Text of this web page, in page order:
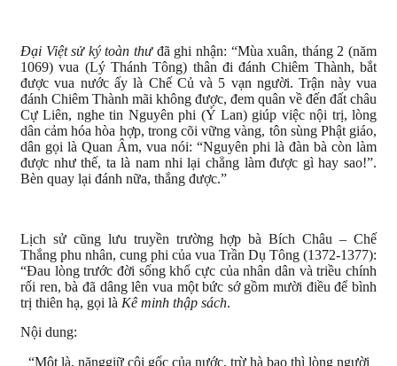
Đại Việt sử ký toàn thưđã ghi nhận: “Mùa xuân, tháng 2 (năm
1069) vua (Lý Thánh Tông) thân đi đánh Chiêm Thành, bắt
được vua nước ấy là Chế Củ và 5 vạn người. Trận này vua
đánh Chiêm Thành mãi không được, đem quân về đến đất châu
Cự Liên, nghe tin Nguyên phi (Ỷ Lan) giúp việc nội trị, lòng
dân cảm hóa hòa hợp, trong cõi vững vàng, tôn sùng Phật giáo,
dân gọi là Quan Âm, vua nói: “Nguyên phi là đàn bà còn làm
được như thế, ta là nam nhi lại chẳng làm được gì hay sao!”.
Bèn quay lại đánh nữa, thắng được.”
Lịch sử cũng lưu truyền trường hợp bà Bích Châu – Chế
Thắng phu nhân, cung phi của vua Trần Dụ Tông (1372-1377):
“Đau lòng trước đời sống khổ cực của nhân dân và triều chính
rối ren, bà đã dâng lên vua một bức sớ gồm mười điều để bình
trị thiên hạ, gọi là Kê minh thập sách.
Nội dung:
“Một là, nănggiữ cội gốc của nước, trừ hà bạo thì lòng người